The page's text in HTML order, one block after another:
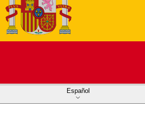
Español